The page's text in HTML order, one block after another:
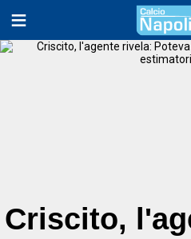
Criscito,